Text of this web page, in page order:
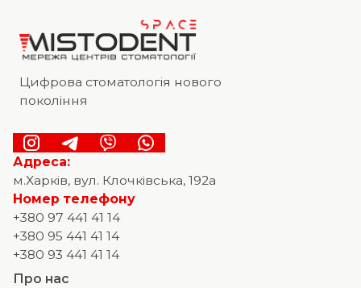
Цифрова стоматологія нового
покоління
Адреса:
м.Харків, вул. Клочківська, 192а
Номер телефону
+380 97 441 41 14
+380 95 441 41 14
+380 93 441 41 14
Про нас